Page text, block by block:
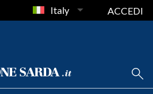
Italy ACCEDI